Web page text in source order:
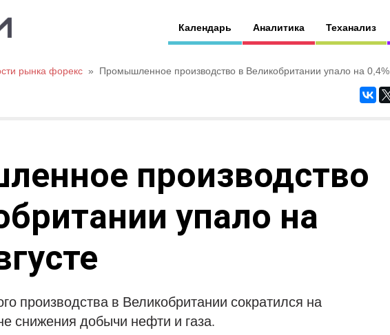
Календарь Аналитика Теханализ
рынка форекс »
Промышленное производство в Великобритании упало на 0,4%
производство
упало на
производства в Великобритании сократился на
снижения добычи нефти и газа.